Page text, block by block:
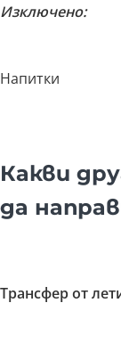
Изключено:
Напитки
Какви
да
Трансфер от